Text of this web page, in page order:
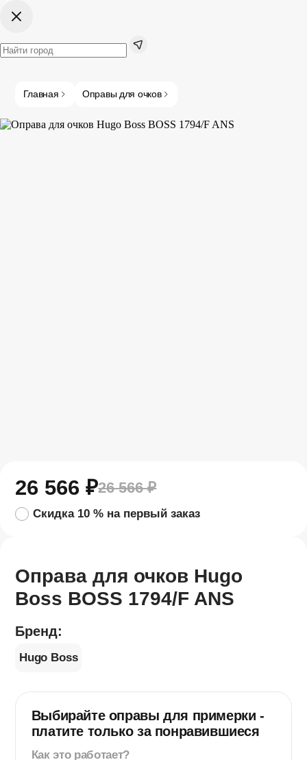
Главная Оправы для очков
Оправа для очков Hugo
Boss BOSS​ 1794/F ANS
Бренд:
Hugo Boss
Выбирайте оправы для примерки -
платите только за понравившиеся
Как это работает?
26 566₽26 566₽
Скидка 10 % на первый заказ